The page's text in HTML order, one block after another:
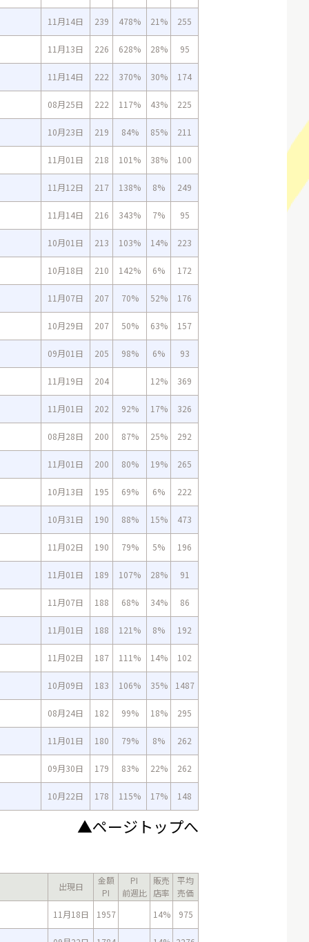
11月14日 239 478% 21% 255
11月13日 226 628% 28% 95
11月14日 222 370% 30% 174
08月25日 222 117% 43% 225
10月23日 219 84% 85% 211
11月01日 218 101% 38% 100
11月12日 217 138% 8% 249
11月14日 216 343% 7% 95
10月01日 213 103% 14% 223
10月18日 210 142% 6% 172
11月07日 207 70% 52% 176
10月29日 207 50% 63% 157
09月01日 205 98% 6% 93
11月19日 204 12% 369
11月01日 202 92% 17% 326
08月28日 200 87% 25% 292
11月01日 200 80% 19% 265
10月13日 195 69% 6% 222
10月31日 190 88% 15% 473
11月02日 190 79% 5% 196
11月01日 189 107% 28% 91
11月07日 188 68% 34% 86
11月01日 188 121% 8% 192
11月02日 187 111% 14% 102
10月09日 183 106% 35% 1487
08月24日 182 99% 18% 295
11月01日 180 79% 8% 262
09月30日 179 83% 22% 262
10月22日 178 115% 17% 148
▲ページトップへ
出現日
金額
PI
PI
前週比
販売
店率
平均
売価
11月18日
1957 14% 975